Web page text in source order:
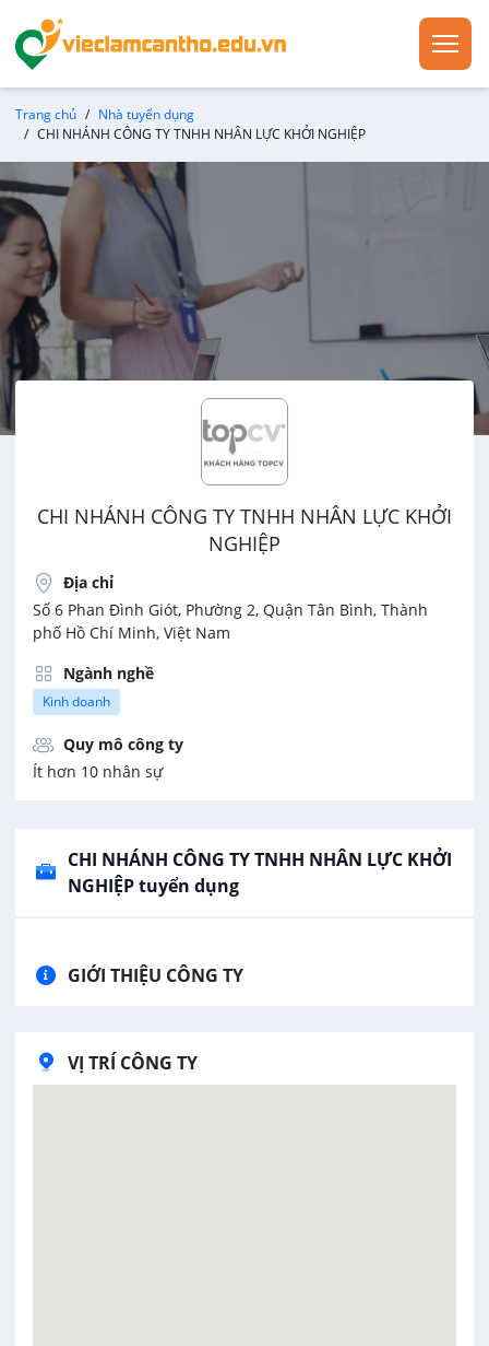
Trang chủ
Nhà tuyển dụng
CHI NHÁNH CÔNG TY TNHH NHÂN LỰC KHỞI NGHIỆP
CHI NHÁNH CÔNG TY TNHH NHÂN LỰC KHỞI
NGHIỆP
Địa chỉ
Số 6 Phan Đình Giót, Phường 2, Quận Tân Bình, Thành
phố Hồ Chí Minh, Việt Nam
Ngành nghề
Kinh doanh
Quy mô công ty
Ít hơn 10 nhân sự
CHI NHÁNH CÔNG TY TNHH NHÂN LỰC KHỞI
NGHIỆP tuyển dụng
GIỚI THIỆU CÔNG TY
VỊ TRÍ CÔNG TY